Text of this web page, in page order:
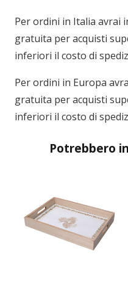
Per ordini in Italia avrai
gratuita per acquisti
inferiori il costo di
Per ordini in Europa
gratuita per acquisti
inferiori il costo di
Potrebbero